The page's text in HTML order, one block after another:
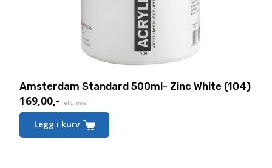
Amsterdam Standard 500ml- Zinc White (104)
169,00,- eks. mva.
Legg i kurv